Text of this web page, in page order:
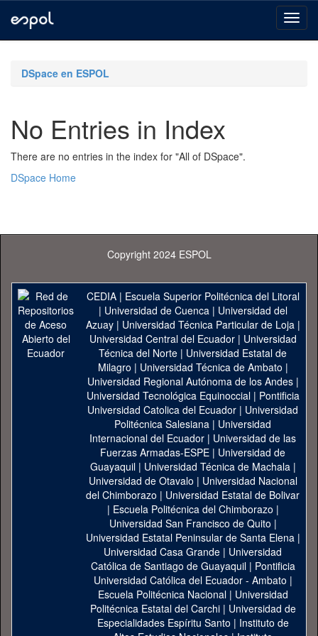
navigationDSpace en ESPOL
No Entries in Index
There are no entries in the index for "All of DSpace".
DSpace Home
Copyright 2024 ESPOL
CEDIA| Escuela Superior Politécnica del Litoral
| Universidad de Cuenca| Universidad del
Azuay| Universidad Técnica Particular de Loja|
Universidad Central del Ecuador| Universidad
Técnica del Norte | Universidad Estatal de
Milagro | Universidad Técnica de Ambato |
Universidad Regional Autónoma de los Andes|
Universidad Tecnológica Equinoccial| Pontificia
Universidad Catolica del Ecuador | Universidad
Politécnica Salesiana | Universidad
Internacional del Ecuador | Universidad de las
Fuerzas Armadas-ESPE | Universidad de
Guayaquil| Universidad Técnica de Machala|
Universidad de Otavalo | Universidad Nacional
del Chimborazo | Universidad Estatal de Bolivar
| Escuela Politécnica del Chimborazo |
Universidad San Francisco de Quito |
Universidad Estatal Peninsular de Santa Elena|
Universidad Casa Grande | Universidad
Católica de Santiago de Guayaquil| Pontificia
Universidad Católica del Ecuador - Ambato |
Escuela Politécnica Nacional| Universidad
Politécnica Estatal del Carchi| Universidad de
Especialidades Espíritu Santo | Instituto de